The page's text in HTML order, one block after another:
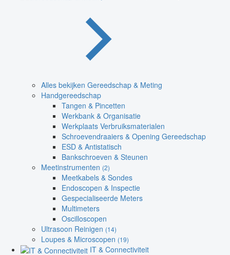
Alles bekijken Gereedschap & Meting
Handgereedschap
Tangen & Pincetten
Werkbank & Organisatie
Werkplaats Verbruiksmaterialen
Schroevendraaiers & Opening Gereedschap
ESD & Antistatisch
Bankschroeven & Steunen
Meetinstrumenten (2)
Meetkabels & Sondes
Endoscopen & Inspectie
Gespecialiseerde Meters
Multimeters
Oscilloscopen
Ultrasoon Reinigen (14)
Loupes & Microscopen (19)
IT & Connectiviteit